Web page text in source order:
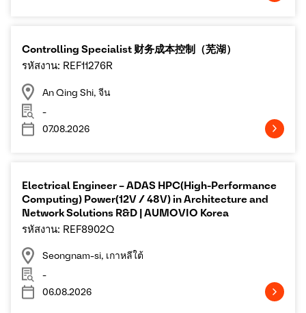
Controlling Specialist 财务成本控制（芜湖）
รหัสงาน: REF11276R
An Qing Shi, จีน
-
07.08.2026
Electrical Engineer – ADAS HPC(High-Performance
Computing) Power(12V / 48V) in Architecture and
Network Solutions R&D | AUMOVIO Korea
รหัสงาน: REF8902Q
Seongnam-si, เกาหลีใต้
-
06.08.2026